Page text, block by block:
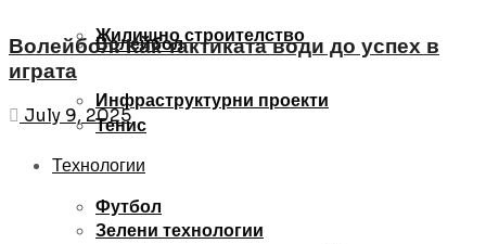
Волейбол
Тенис
Футбол
Жилищно строителство
Инфраструктурни проекти
Технологии
Зелени технологии
Волейбол: Как тактиката води до успех в
играта
July 9, 2025